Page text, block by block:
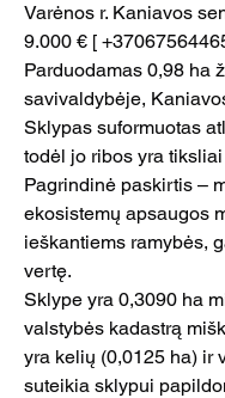
Varėnos r. Kaniavos
9.000 € [
Parduodamas 0,98 ha
savivaldybėje,
Sklypas suformuotas
todėl jo ribos yra
Pagrindinė paskirtis –
ekosistemų apsaugos
ieškantiems ramybės,
vertę.
Sklype yra 0,3090 ha
valstybės kadastrą
yra kelių (0,0125 ha) ir
suteikia sklypui